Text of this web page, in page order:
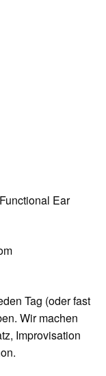
Ear
Tag (oder fast
Wir machen
Improvisation